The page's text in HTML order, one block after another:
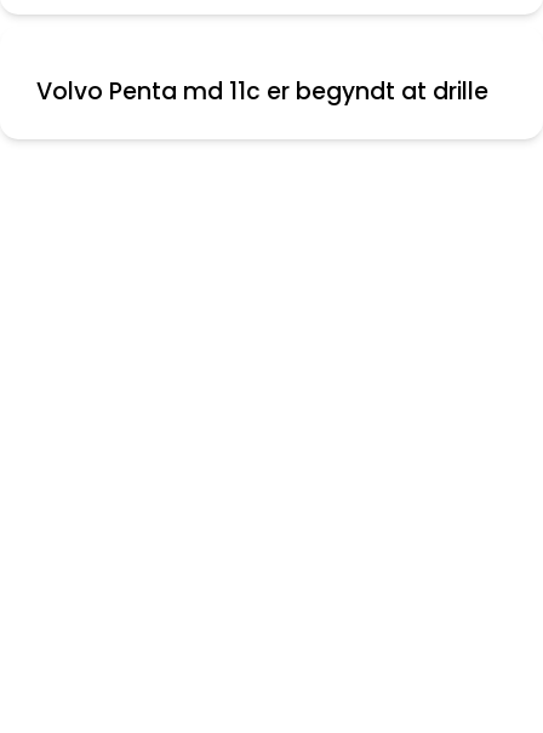
Volvo Penta md 11c er begyndt at drille